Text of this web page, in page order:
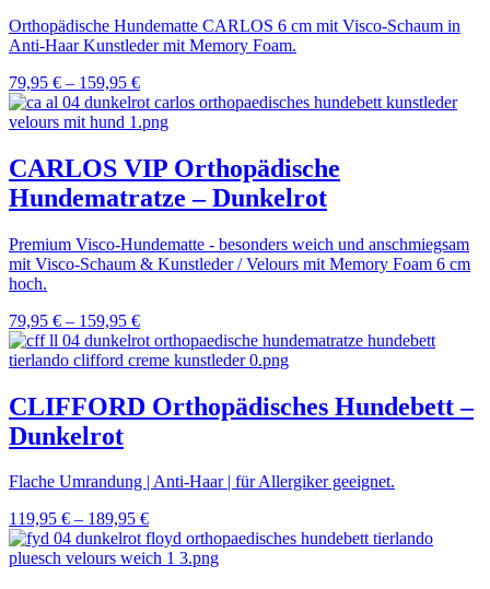
Orthopädische Hundematte CARLOS 6 cm mit Visco-Schaum in
Anti-Haar Kunstleder mit Memory Foam.
79,95 € – 159,95 €
CARLOS VIP Orthopädische
Hundematratze – Dunkelrot
Premium Visco-Hundematte - besonders weich und anschmiegsam
mit Visco-Schaum & Kunstleder / Velours mit Memory Foam 6 cm
hoch.
79,95 € – 159,95 €
CLIFFORD Orthopädisches Hundebett –
Dunkelrot
Flache Umrandung | Anti-Haar | für Allergiker geeignet.
119,95 € – 189,95 €